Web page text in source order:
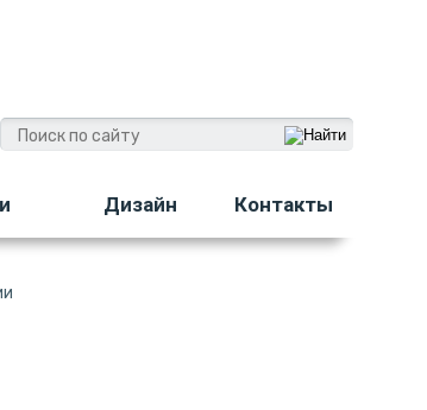
Дизайн Контакты